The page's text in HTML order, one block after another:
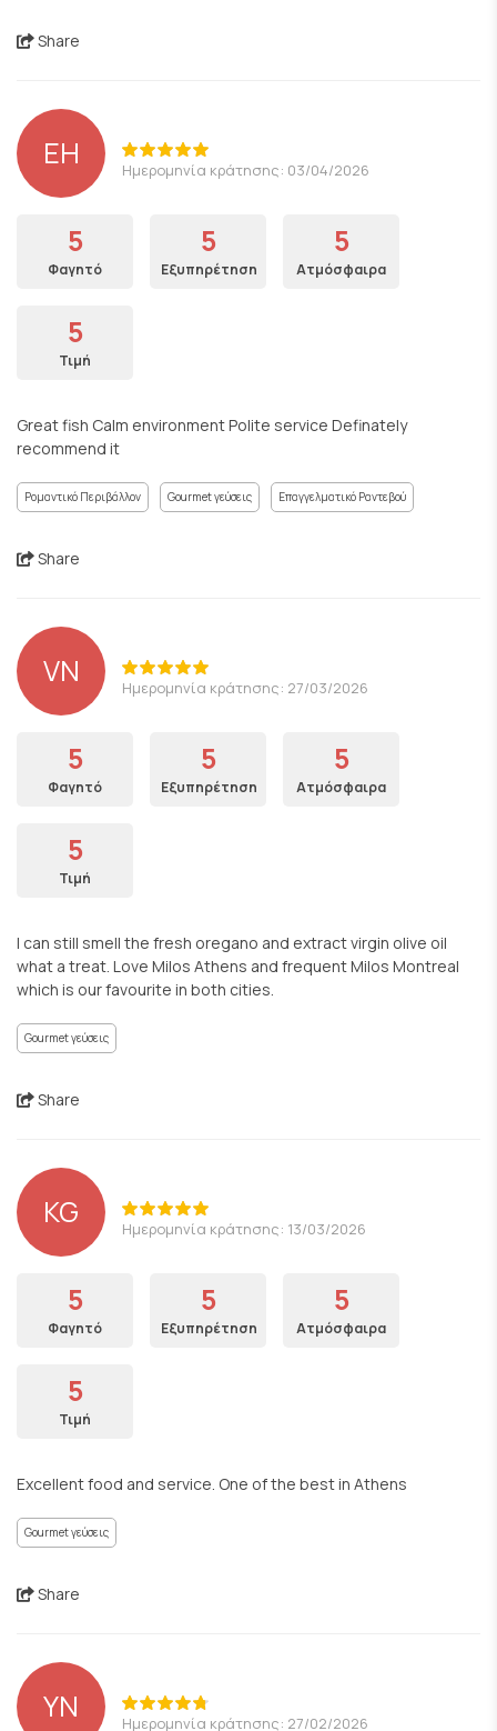
Share
ΕΗ Ημερομηνία κράτησης: 03/04/2026
5
Φαγητό
5
Εξυπηρέτηση
5
Ατμόσφαιρα
5
Τιμή
Great fish Calm environment Polite service Definately
recommend it
Ρομαντικό Περιβάλλον Gourmet γεύσεις Επαγγελματικό Ραντεβού
Share
VN Ημερομηνία κράτησης: 27/03/2026
5
Φαγητό
5
Εξυπηρέτηση
5
Ατμόσφαιρα
5
Τιμή
I can still smell the fresh oregano and extract virgin olive oil
what a treat. Love Milos Athens and frequent Milos Montreal
which is our favourite in both cities.
Gourmet γεύσεις
Share
KG Ημερομηνία κράτησης: 13/03/2026
5
Φαγητό
5
Εξυπηρέτηση
5
Ατμόσφαιρα
5
Τιμή
Excellent food and service. One of the best in Athens
Gourmet γεύσεις
Share
YN Ημερομηνία κράτησης: 27/02/2026